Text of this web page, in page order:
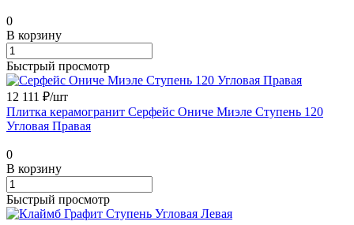
0
В корзину
Быстрый просмотр
12 111 ₽/шт
Плитка керамогранит Серфейс Ониче Миэле Ступень 120
Угловая Правая
0
В корзину
Быстрый просмотр